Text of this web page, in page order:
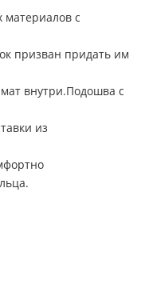
с
призван придать им
внутри.Подошва с
из